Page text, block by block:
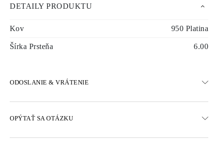
DETAILY PRODUKTU
Kov 950 Platina
Šírka Prsteňa 6.00
ODOSLANIE & VRÁTENIE
K dispozícii sú aj možnosti expresného doručenia
OPÝTAŤ SA OTÁZKU